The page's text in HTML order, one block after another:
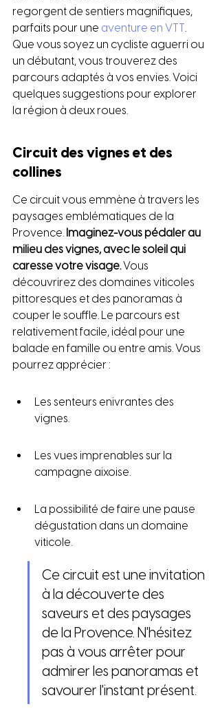
regorgent de sentiers magnifiques,
parfaits pour une aventure en VTT.
Que vous soyez un cycliste aguerri ou
un débutant, vous trouverez des
parcours adaptés à vos envies. Voici
quelques suggestions pour explorer
la région à deux roues.
Circuit des vignes et des
collines
Ce circuit vous emmène à travers les
paysages emblématiques de la
Provence. Imaginez-vous pédaler au
milieu des vignes, avec le soleil qui
caresse votre visage. Vous
découvrirez des domaines viticoles
pittoresques et des panoramas à
couper le souffle. Le parcours est
relativement facile, idéal pour une
balade en famille ou entre amis. Vous
pourrez apprécier :
Les senteurs enivrantes des
vignes.
Les vues imprenables sur la
campagne aixoise.
La possibilité de faire une pause
dégustation dans un domaine
viticole.
Ce circuit est une invitation
à la découverte des
saveurs et des paysages
de la Provence. N'hésitez
pas à vous arrêter pour
admirer les panoramas et
savourer l'instant présent.